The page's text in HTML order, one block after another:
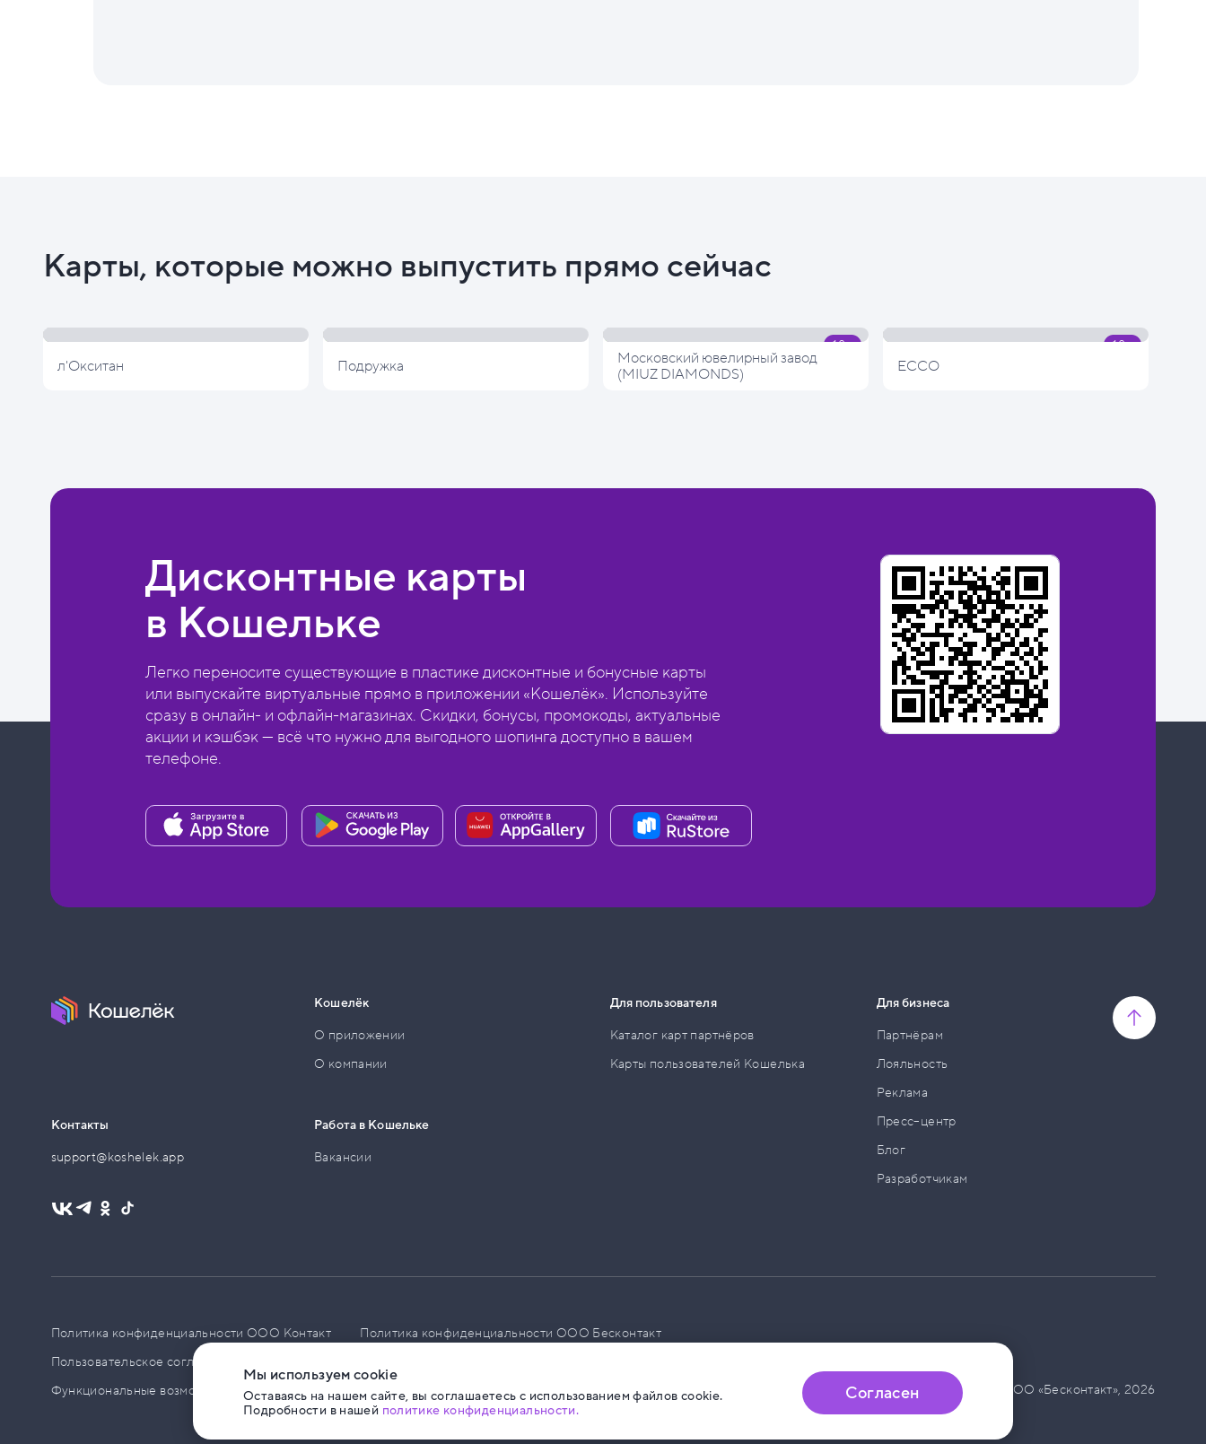
Карты, которые можно выпустить прямо сейчас
л'Окситан Подружка
Московский ювелирный завод
(MIUZ DIAMONDS)
ECCO
Дисконтные карты
в Кошельке
Легко переносите существующие в пластике дисконтные и бонусные карты
или выпускайте виртуальные прямо в приложении «Кошелёк». Используйте
сразу в онлайн- и офлайн-магазинах. Скидки, бонусы, промокоды, актуальные
акции и кэшбэк — всё что нужно для выгодного шопинга доступно в вашем
телефоне.
Контакты
support@koshelek.app
Кошелёк
О приложении
О компании
Работа в Кошельке
Вакансии
Для пользователя
Каталог карт партнёров
Карты пользователей Кошелька
Для бизнеса
Партнёрам
Лояльность
Реклама
Пресс–центр
Блог
Разработчикам
Политика конфиденциальности ООО Контакт
Политика конфиденциальности ООО Бесконтакт
Пользовательское соглашение
Функциональные возможности ПО
© ООО «Бесконтакт», 2026
Мы используем cookie
Оставаясь на нашем сайте, вы соглашаетесь с использованием файлов cookie.
Подробности в нашей политике конфиденциальности.
Согласен